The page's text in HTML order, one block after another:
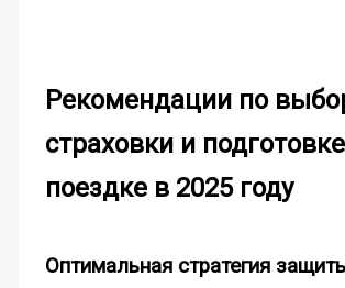
Рекомендации по
страховки и
поездке в 2025 году
Оптимальная стратегия